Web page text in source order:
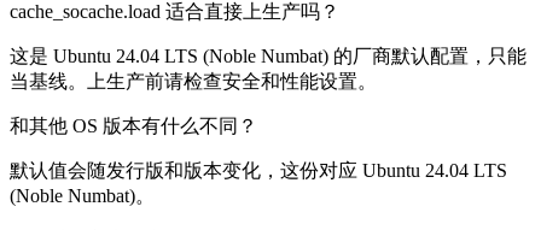
cache_socache.load 适合直接上生产吗？
这是 Ubuntu 24.04 LTS (Noble Numbat) 的厂商默认配置，只能
当基线。上生产前请检查安全和性能设置。
和其他 OS 版本有什么不同？
默认值会随发行版和版本变化，这份对应 Ubuntu 24.04 LTS
(Noble Numbat)。